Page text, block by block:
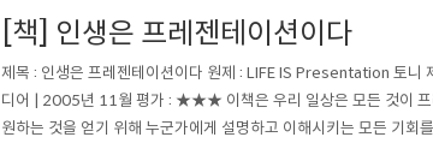
[책] 인생은 프레젠테이션이다
제목 : 인생은 프레젠테이션이다 원제 : LIFE IS Presentation 토니
디어 | 2005년 11월 평가 : ★★★ 이책은 우리 일상은 모든 것이 프
원하는 것을 얻기 위해 누군가에게 설명하고 이해시키는 모든 기회